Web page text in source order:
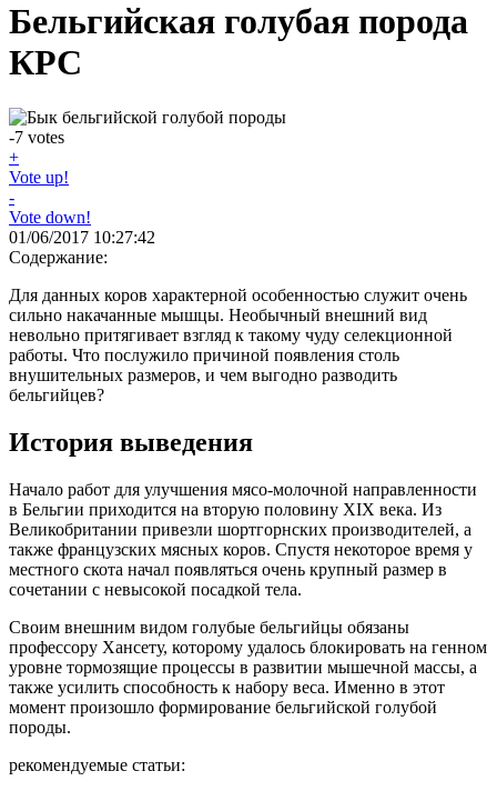
Бельгийская голубая порода
КРС
-7 votes
+
Vote up!
-
Vote down!
01/06/2017 10:27:42
Содержание:
Для данных коров характерной особенностью служит очень
сильно накачанные мышцы. Необычный внешний вид
невольно притягивает взгляд к такому чуду селекционной
работы. Что послужило причиной появления столь
внушительных размеров, и чем выгодно разводить
бельгийцев?
История выведения
Начало работ для улучшения мясо-молочной направленности
в Бельгии приходится на вторую половину ХIX века. Из
Великобритании привезли шортгорнских производителей, а
также французских мясных коров. Спустя некоторое время у
местного скота начал появляться очень крупный размер в
сочетании с невысокой посадкой тела.
Своим внешним видом голубые бельгийцы обязаны
профессору Хансету, которому удалось блокировать на генном
уровне тормозящие процессы в развитии мышечной массы, а
также усилить способность к набору веса. Именно в этот
момент произошло формирование бельгийской голубой
породы.
рекомендуемые статьи: